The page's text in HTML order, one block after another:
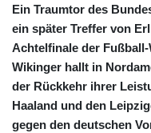
Ein Traumtor des
ein später Treffer von
Achtelfinale der
Wikinger hallt in
der Rückkehr ihrer
Haaland und den
gegen den deutschen